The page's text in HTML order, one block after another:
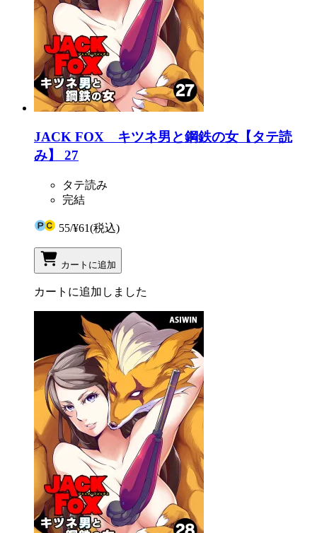
JACK FOX キツネ男と鋼鉄の女【タテ読
み】 27
タテ読み
完結
55/¥61(税込)
カートに追加
カートに追加しました